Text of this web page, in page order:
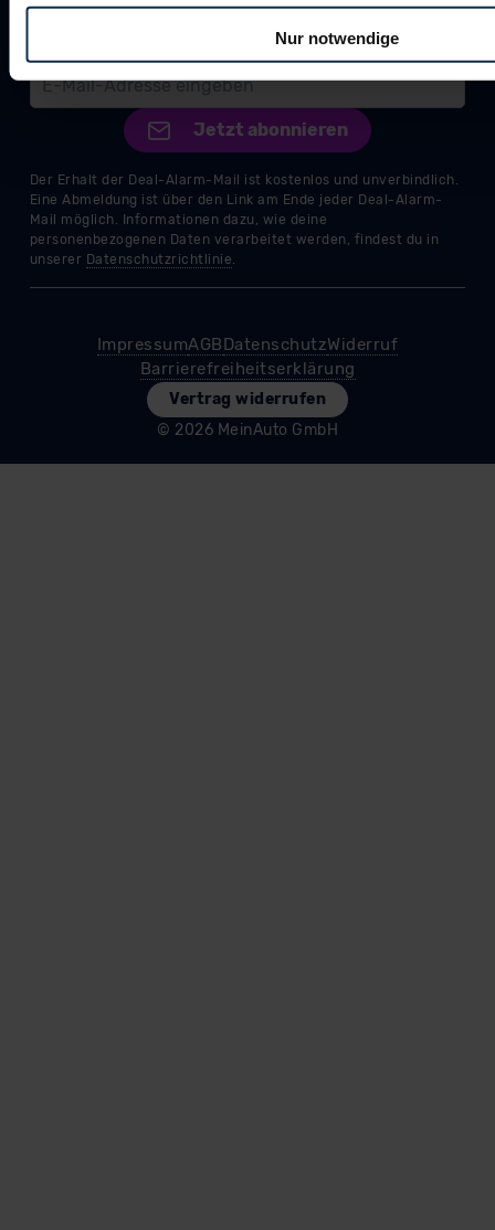
Für alle beschriebenen Technologien und Cookies gilt –
detaillierteren Angaben erfolgen: Wir beabsichtigen nicht,
Empfänger außerhalb der EU zu übermitteln oder dort
Soweit eine Übermittlung in ein Land außerhalb der EU
ausschließlich auf der Grundlage eines
Kommission (Art. 45 Abs. 1 DSGVO), von
Abs. 2 lit. c DSGVO) oder wenn Sie hierzu Ihre Einwilligung
Nähere Informationen zu den bestehenden
über den Kontakt zu unserem Datenschutzbeauftragten
datenschutz@meinauto.de anfordern.
Nur notwendige